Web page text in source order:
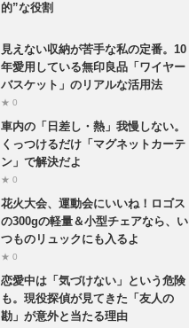
的”な役割
見えない収納が苦手な私の定番。10
年愛用している無印良品「ワイヤー
バスケット」のリアルな活用法
★ 0
車内の「日差し・熱」我慢しない。
くっつけるだけ「マグネットカーテ
ン」で解決だよ
★ 0
花火大会、運動会にいいね！ロゴス
の300gの軽量＆小型チェアなら、い
つものリュックにも入るよ
★ 0
恋愛中は「気づけない」という危険
も。現役探偵が見てきた「友人の
勘」が意外と当たる理由